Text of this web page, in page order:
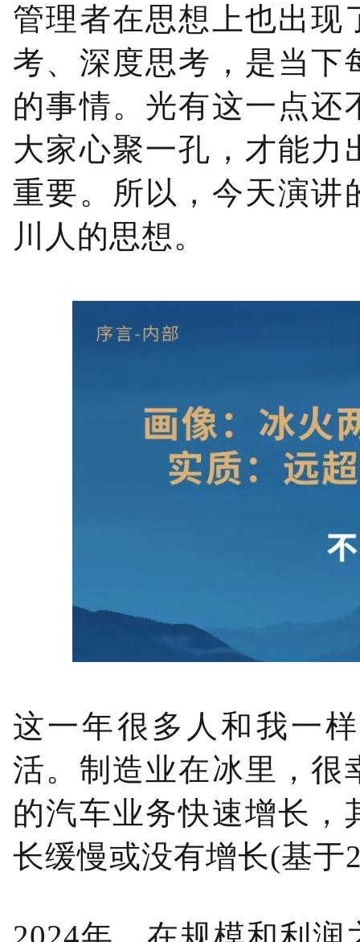
管理者在思想上也出现
考、深度思考，是当下
的事情。光有这一点还
大家心聚一孔，才能力
重要。所以，今天演讲
川人的思想。
这一年很多人和我一
活。制造业在冰里，很
的汽车业务快速增长，
长缓慢或没有增长(基于